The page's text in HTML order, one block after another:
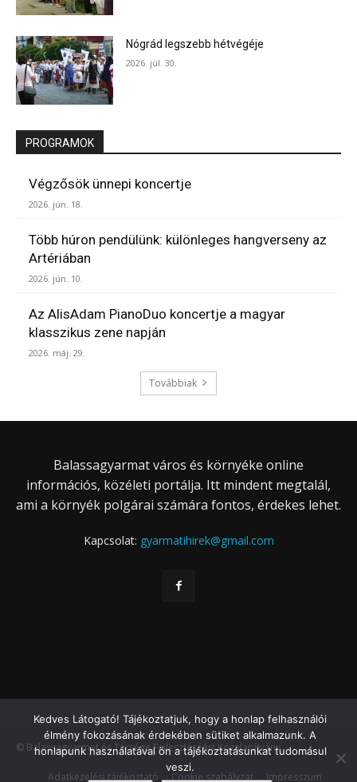
Nógrád legszebb hétvégéje
2026. júl. 30.
PROGRAMOK
Végzősök ünnepi koncertje
2026. jún. 18.
Több húron pendülünk: különleges hangverseny az
Artériában
2026. jún. 10.
Az AlisAdam PianoDuo koncertje a magyar
klasszikus zene napján
2026. máj. 29.
Továbbiak
Balassagyarmat város és környéke online
információs, közéleti portálja. Itt mindent megtalál,
ami a környék polgárai számára fontos, érdekes lehet.
Kapcsolat: gyarmatihirek@gmail.com
© Balassagyarmat és Térsége Fejlesztéséért Közalapítvány
Adatkezelési tájékoztató Cookie szabályzat Impresszum
Kedves Látogató! Tájékoztatjuk, hogy a honlap felhasználói
élmény fokozásának érdekében sütiket alkalmazunk. A
honlapunk használatával ön a tájékoztatásunkat tudomásul
veszi.